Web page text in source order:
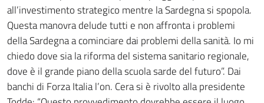
all’investimento strategico mentre la Sardegna si spopola.
Questa manovra delude tutti e non affronta i problemi
della Sardegna a cominciare dai problemi della sanità. Io mi
chiedo dove sia la riforma del sistema sanitario regionale,
dove è il grande piano della scuola sarde del futuro”. Dai
banchi di Forza Italia l’on. Cera si è rivolto alla presidente